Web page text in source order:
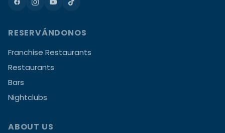
RESERVÁNDONOS
Franchise Restaurants
Restaurants
Bars
Nightclubs
ABOUT US